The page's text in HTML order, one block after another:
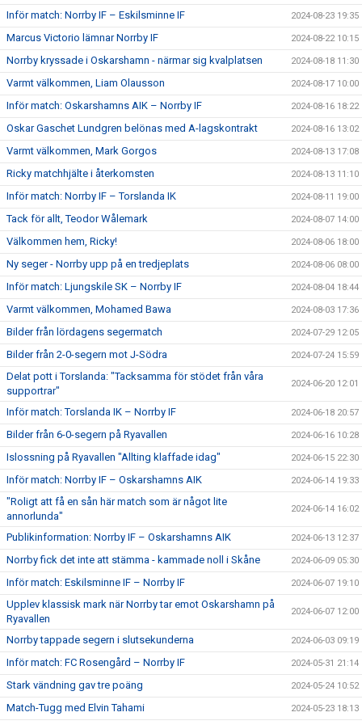
Inför match: Norrby IF – Eskilsminne IF 2024-08-23 19:35
Marcus Victorio lämnar Norrby IF 2024-08-22 10:15
Norrby kryssade i Oskarshamn - närmar sig kvalplatsen 2024-08-18 11:30
Varmt välkommen, Liam Olausson 2024-08-17 10:00
Inför match: Oskarshamns AIK – Norrby IF 2024-08-16 18:22
Oskar Gaschet Lundgren belönas med A-lagskontrakt 2024-08-16 13:02
Varmt välkommen, Mark Gorgos 2024-08-13 17:08
Ricky matchhjälte i återkomsten 2024-08-13 11:10
Inför match: Norrby IF – Torslanda IK 2024-08-11 19:00
Tack för allt, Teodor Wålemark 2024-08-07 14:00
Välkommen hem, Ricky! 2024-08-06 18:00
Ny seger - Norrby upp på en tredjeplats 2024-08-06 08:00
Inför match: Ljungskile SK – Norrby IF 2024-08-04 18:44
Varmt välkommen, Mohamed Bawa 2024-08-03 17:36
Bilder från lördagens segermatch 2024-07-29 12:05
Bilder från 2-0-segern mot J-Södra 2024-07-24 15:59
Delat pott i Torslanda: "Tacksamma för stödet från våra
supportrar"
2024-06-20 12:01
Inför match: Torslanda IK – Norrby IF 2024-06-18 20:57
Bilder från 6-0-segern på Ryavallen 2024-06-16 10:28
Islossning på Ryavallen "Allting klaffade idag" 2024-06-15 22:30
Inför match: Norrby IF – Oskarshamns AIK 2024-06-14 19:33
"Roligt att få en sån här match som är något lite
annorlunda"
2024-06-14 16:02
Publikinformation: Norrby IF – Oskarshamns AIK 2024-06-13 12:37
Norrby fick det inte att stämma - kammade noll i Skåne 2024-06-09 05:30
Inför match: Eskilsminne IF – Norrby IF 2024-06-07 19:10
Upplev klassisk mark när Norrby tar emot Oskarshamn på
Ryavallen
2024-06-07 12:00
Norrby tappade segern i slutsekunderna 2024-06-03 09:19
Inför match: FC Rosengård – Norrby IF 2024-05-31 21:14
Stark vändning gav tre poäng 2024-05-24 10:52
Match-Tugg med Elvin Tahami 2024-05-23 18:13